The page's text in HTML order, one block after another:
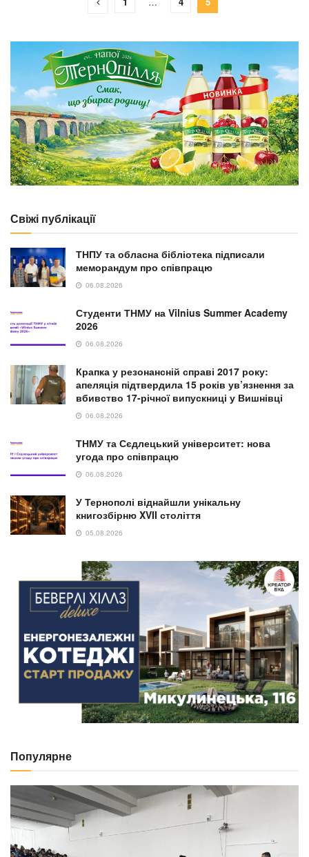
Свіжі публікації
ТНПУ та обласна бібліотека підписали
меморандум про співпрацю
06.08.2026
Студенти ТНМУ на Vilnius Summer Academy
2026
06.08.2026
Крапка у резонансній справі 2017 року:
апеляція підтвердила 15 років ув’язнення за
вбивство 17-річної випускниці у Вишнівці
06.08.2026
ТНМУ та Сєдлецький університет: нова
угода про співпрацю
06.08.2026
У Тернополі віднайшли унікальну
книгозбірню XVII століття
05.08.2026
Популярне